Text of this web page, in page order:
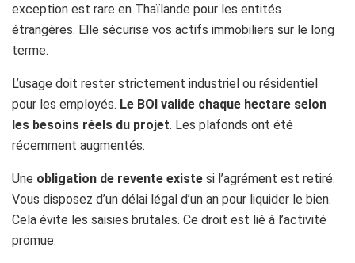
exception est rare en Thaïlande pour les entités
étrangères. Elle sécurise vos actifs immobiliers sur le long
terme.
L’usage doit rester strictement industriel ou résidentiel
pour les employés. Le BOI valide chaque hectare selon
les besoins réels du projet. Les plafonds ont été
récemment augmentés.
Une obligation de revente existe si l’agrément est retiré.
Vous disposez d’un délai légal d’un an pour liquider le bien.
Cela évite les saisies brutales. Ce droit est lié à l’activité
promue.